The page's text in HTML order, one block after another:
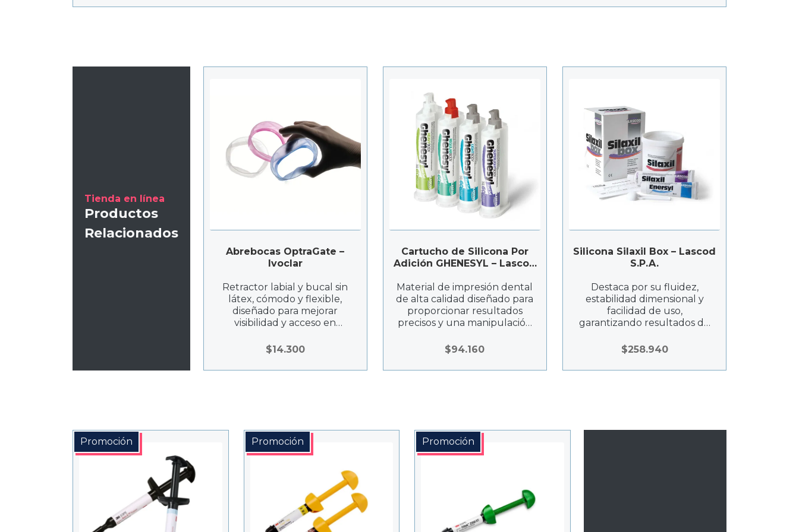
Tienda en línea
Productos
Relacionados
Abrebocas OptraGate –
Ivoclar
Retractor labial y bucal sin
látex, cómodo y flexible,
diseñado para mejorar
visibilidad y acceso en
$14.300
Cartucho de Silicona Por
Adición GHENESYL – Lascod
Material de impresión dental
de alta calidad diseñado para
proporcionar resultados
precisos y una manipulación
equilibrada, garantiza una
cobertura detallada para
$94.160
Silicona Silaxil Box – Lascod
S.P.A.
Destaca por su fluidez,
estabilidad dimensional y
facilidad de uso,
garantizando resultados de
$258.940
Promoción Promoción Promoción